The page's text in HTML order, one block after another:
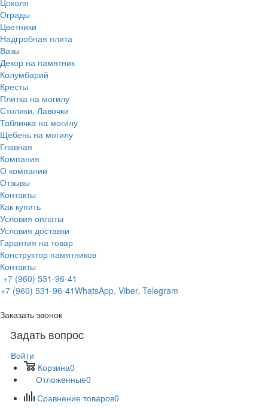
Цоколя
Ограды
Цветники
Надгробная плита
Вазы
Декор на памятник
Колумбарий
Кресты
Плитка на могилу
Столики, Лавочки
Табличка на могилу
Щебень на могилу
Главная
Компания
О компании
Отзывы
Контакты
Как купить
Условия оплаты
Условия доставки
Гарантия на товар
Конструктор памятников
Контакты
+7 (960) 531-96-41
+7 (960) 531-96-41WhatsApp, Viber, Telegram
Заказать звонок
Задать вопрос
Войти
Корзина0
Отложенные0
Сравнение товаров0